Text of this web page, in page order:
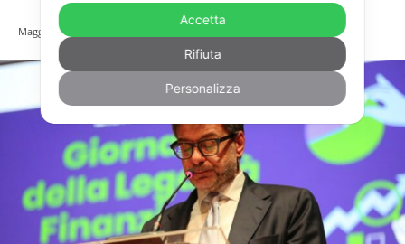
Maggio 16, 2026
Accetta
Rifiuta
Personalizza